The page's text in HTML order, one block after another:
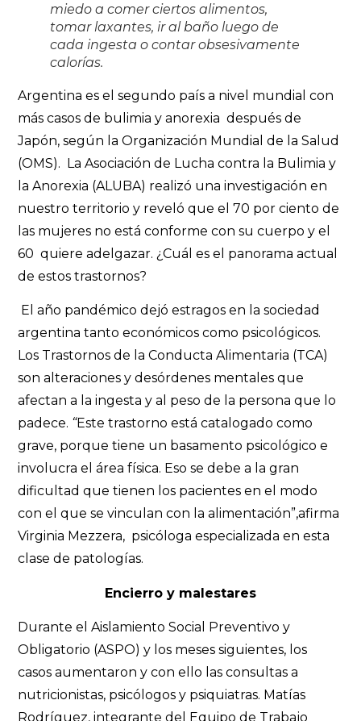
miedo a comer ciertos alimentos,
tomar laxantes, ir al baño luego de
cada ingesta o contar obsesivamente
calorías.
Argentina es el segundo país a nivel mundial con
más casos de bulimia y anorexia después de
Japón, según la Organización Mundial de la Salud
(OMS). La Asociación de Lucha contra la Bulimia y
la Anorexia (ALUBA) realizó una investigación en
nuestro territorio y reveló que el 70 por ciento de
las mujeres no está conforme con su cuerpo y el
60 quiere adelgazar. ¿Cuál es el panorama actual
de estos trastornos?
El año pandémico dejó estragos en la sociedad
argentina tanto económicos como psicológicos.
Los Trastornos de la Conducta Alimentaria (TCA)
son alteraciones y desórdenes mentales que
afectan a la ingesta y al peso de la persona que lo
padece. “Este trastorno está catalogado como
grave, porque tiene un basamento psicológico e
involucra el área física. Eso se debe a la gran
dificultad que tienen los pacientes en el modo
con el que se vinculan con la alimentación”,afirma
Virginia Mezzera, psicóloga especializada en esta
clase de patologías.
Encierro y malestares
Durante el Aislamiento Social Preventivo y
Obligatorio (ASPO) y los meses siguientes, los
casos aumentaron y con ello las consultas a
nutricionistas, psicólogos y psiquiatras. Matías
Rodríguez, integrante del Equipo de Trabajo